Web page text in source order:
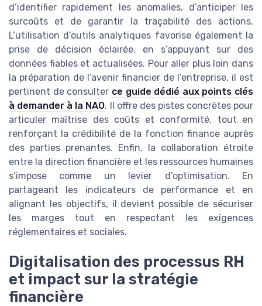
d’identifier rapidement les anomalies, d’anticiper les
surcoûts et de garantir la traçabilité des actions.
L’utilisation d’outils analytiques favorise également la
prise de décision éclairée, en s’appuyant sur des
données fiables et actualisées. Pour aller plus loin dans
la préparation de l’avenir financier de l’entreprise, il est
pertinent de consulter ce guide dédié aux points clés
à demander à la NAO. Il offre des pistes concrètes pour
articuler maîtrise des coûts et conformité, tout en
renforçant la crédibilité de la fonction finance auprès
des parties prenantes. Enfin, la collaboration étroite
entre la direction financière et les ressources humaines
s’impose comme un levier d’optimisation. En
partageant les indicateurs de performance et en
alignant les objectifs, il devient possible de sécuriser
les marges tout en respectant les exigences
réglementaires et sociales.
Digitalisation des processus RH
et impact sur la stratégie
financière